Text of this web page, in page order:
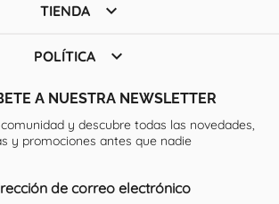
TIENDA 
POLÍTICA 
A NUESTRA NEWSLETTER
y descubre todas las novedades,
y promociones antes que nadie
de correo electrónico